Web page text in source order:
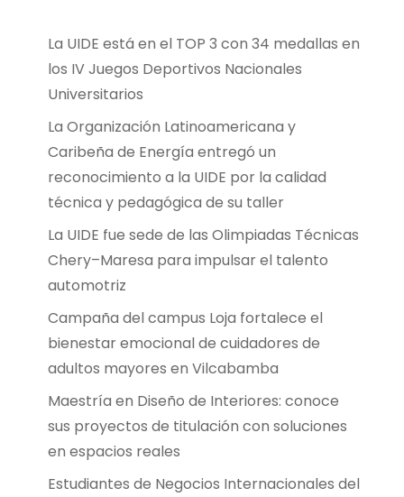
La UIDE está en el TOP 3 con 34 medallas en
los IV Juegos Deportivos Nacionales
Universitarios
La Organización Latinoamericana y
Caribeña de Energía entregó un
reconocimiento a la UIDE por la calidad
técnica y pedagógica de su taller
La UIDE fue sede de las Olimpiadas Técnicas
Chery–Maresa para impulsar el talento
automotriz
Campaña del campus Loja fortalece el
bienestar emocional de cuidadores de
adultos mayores en Vilcabamba
Maestría en Diseño de Interiores: conoce
sus proyectos de titulación con soluciones
en espacios reales
Estudiantes de Negocios Internacionales del